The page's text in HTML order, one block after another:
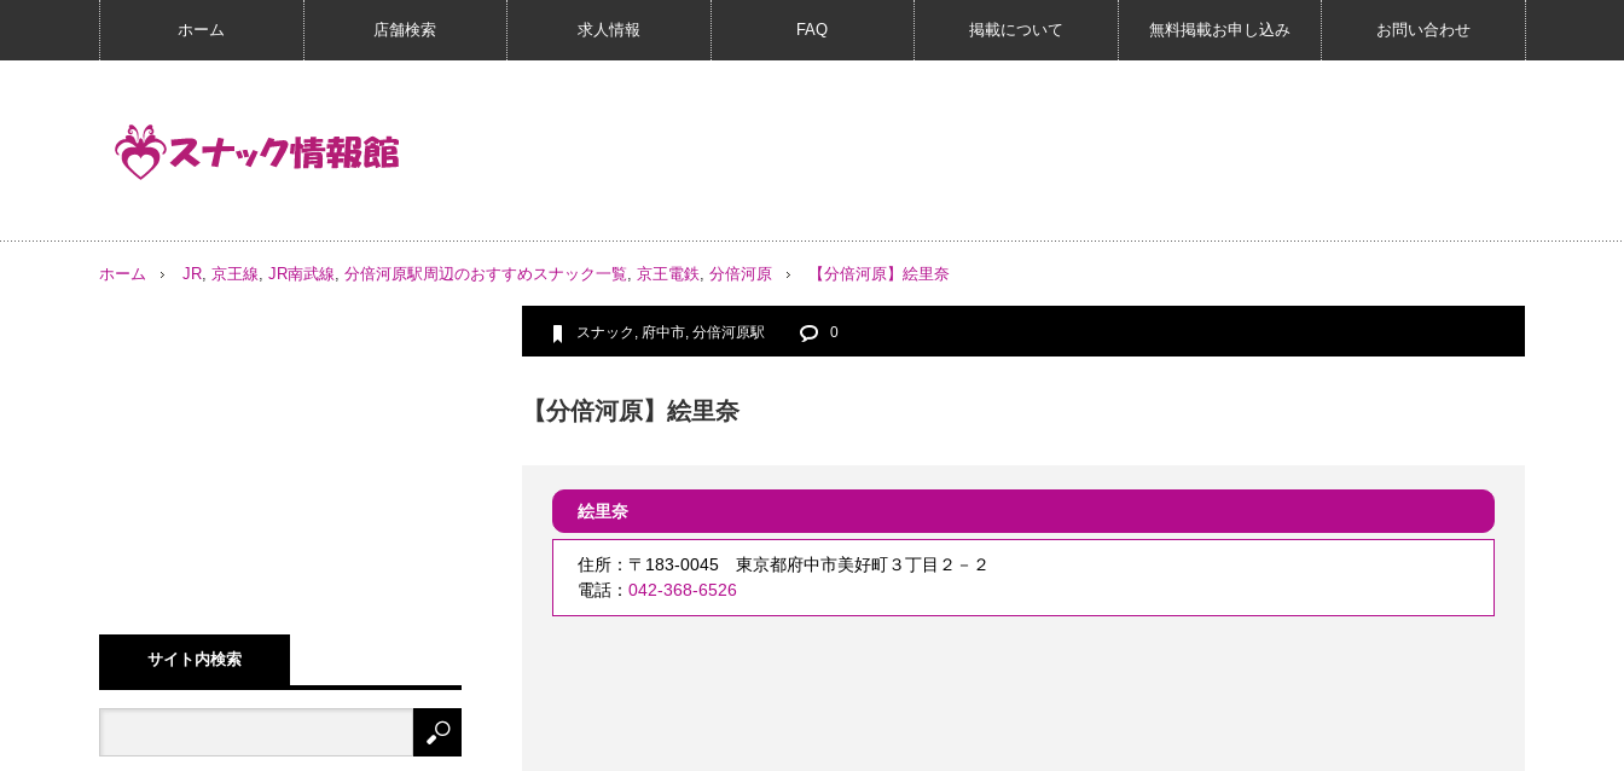
ホーム 店舗検索 求人情報 FAQ 掲載について 無料掲載お申し込み お問い合わせ
ホーム JR, 京王線, JR南武線, 分倍河原駅周辺のおすすめスナック一覧, 京王電鉄, 分倍河原 【分倍河原】絵里奈
スナック , 府中市, 分倍河原駅 0
【分倍河原】絵里奈
絵里奈
住所：〒183-0045 東京都府中市美好町３丁目２－２
電話： 042-368-6526
サイト内検索